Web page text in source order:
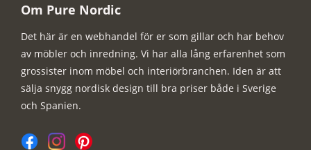
Om Pure Nordic
Det här är en webhandel för er som gillar och har behov
av möbler och inredning. Vi har alla lång erfarenhet som
grossister inom möbel och interiörbranchen. Iden är att
sälja snygg nordisk design till bra priser både i Sverige
och Spanien.